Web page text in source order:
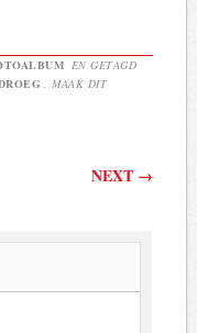
EN GETAGD
. MAAK DIT
NEXT →